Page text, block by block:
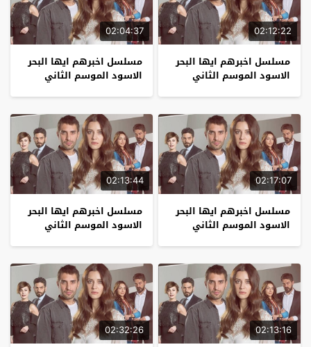
02:12:22
مسلسل اخبرهم ايها البحر
الاسود الموسم الثاني
02:04:37
مسلسل اخبرهم ايها البحر
الاسود الموسم الثاني
02:17:07
مسلسل اخبرهم ايها البحر
الاسود الموسم الثاني
02:13:44
مسلسل اخبرهم ايها البحر
الاسود الموسم الثاني
02:13:16
02:32:26